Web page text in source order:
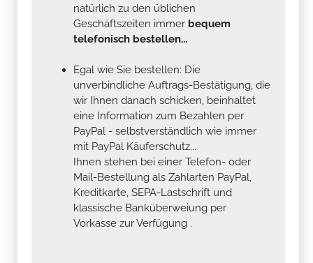
natürlich zu den üblichen
Geschäftszeiten immer bequem
telefonisch bestellen...
Egal wie Sie bestellen: Die
unverbindliche Auftrags-Bestätigung, die
wir Ihnen danach schicken, beinhaltet
eine Information zum Bezahlen per
PayPal - selbstverständlich wie immer
mit PayPal Käuferschutz...
Ihnen stehen bei einer Telefon- oder
Mail-Bestellung als Zahlarten PayPal,
Kreditkarte, SEPA-Lastschrift und
klassische Banküberweiung per
Vorkasse zur Verfügung .